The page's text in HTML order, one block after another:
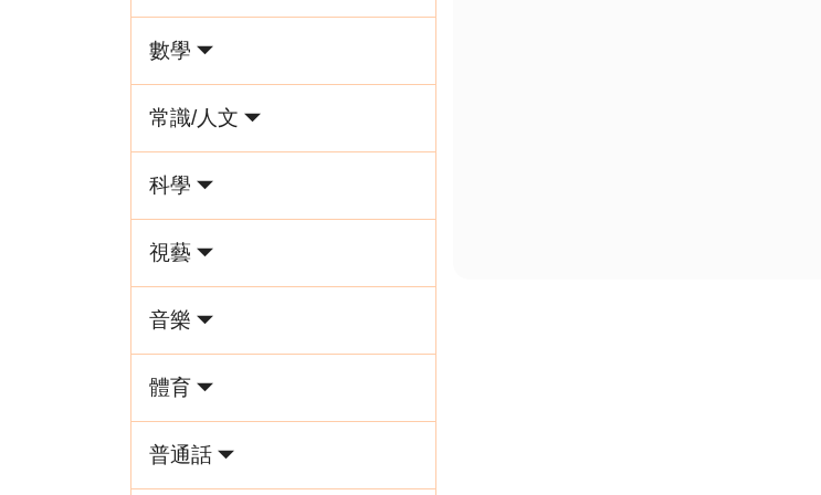
數學
常識/人文
科學
視藝
音樂
體育
普通話